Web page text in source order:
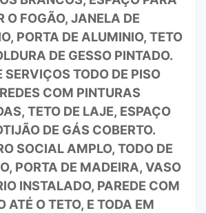
O FOGÃO, JANELA DE
PORTA DE ALUMINIO, TETO
DE GESSO PINTADO.
SERVIÇOS TODO DE PISO
COM PINTURAS
TETO DE LAJE, ESPAÇO
DE GÁS COBERTO.
SOCIAL AMPLO, TODO DE
PORTA DE MADEIRA, VASO
INSTALADO, PAREDE COM
ATÉ O TETO, E TODA EM